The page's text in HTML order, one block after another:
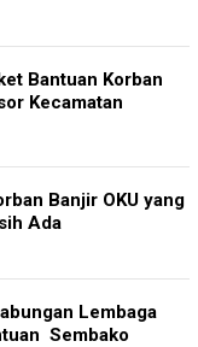
Bantuan Korban
Kecamatan
Banjir OKU yang
Ada
Lembaga
Sembako